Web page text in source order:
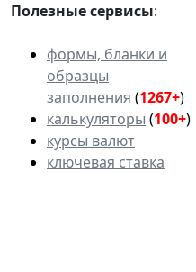
Полезные сервисы:
формы, бланки и
образцы
заполнения (1267+)
калькуляторы (100+)
курсы валют
ключевая ставка